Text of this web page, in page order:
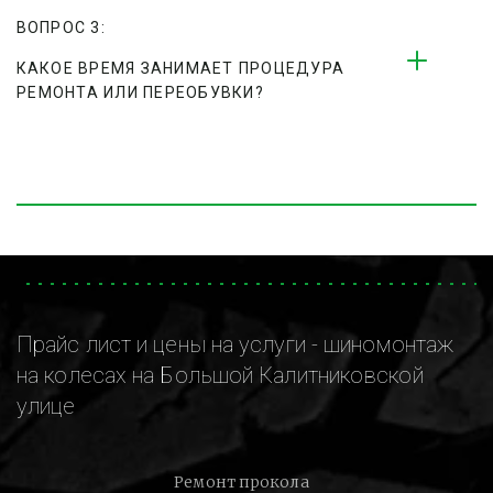
ВОПРОС 3:
КАКОЕ ВРЕМЯ ЗАНИМАЕТ ПРОЦЕДУРА
РЕМОНТА ИЛИ ПЕРЕОБУВКИ?
Прайс лист и цены на услуги - шиномонтаж
на колесах на Большой Калитниковской
улице
Ремонт прокола